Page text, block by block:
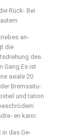
Rück- Bei
an-
die
des
Gang Es ist
axiale 20
Bremssitu-
und tation
en kann.
das Ge-